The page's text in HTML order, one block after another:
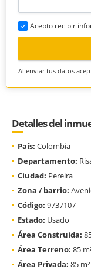
Acepto recibir
Al enviar tus datos
Detalles del
País: Colombia
Departamento:
Ciudad: Pereira
Zona / barrio:
Código: 9737107
Estado: Usado
Área Construida:
Área Terreno: 85
Área Privada: 85 m²